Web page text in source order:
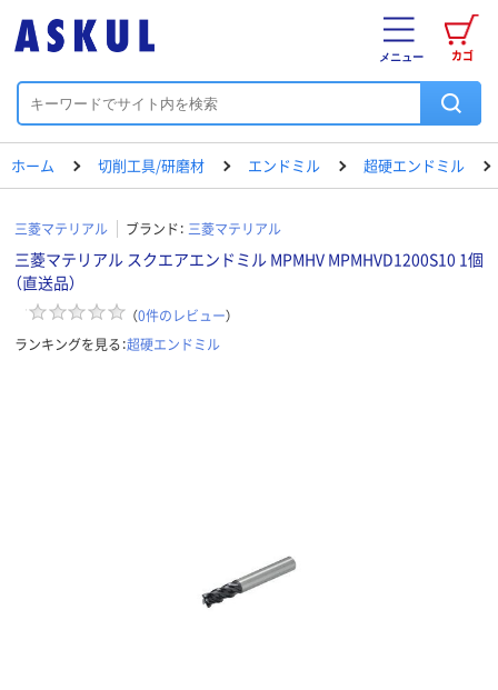
カゴ
メニュー
ホーム 切削工具/研磨材 エンドミル 超硬エンドミル
三菱マテリアル ブランド： 三菱マテリアル
三菱マテリアル スクエアエンドミル MPMHV MPMHVD1200S10 1個
（直送品）
（0件のレビュー）
ランキングを見る：超硬エンドミル